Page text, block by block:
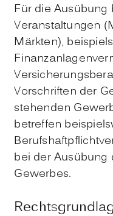
Für die
Veranstaltungen
Märkten),
Vorschriften der
stehenden
betreffen
bei der Ausübung
Gewerbes.